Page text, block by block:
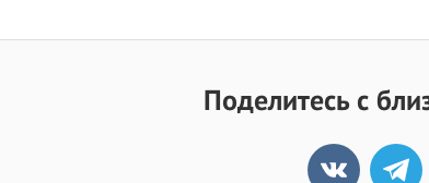
Поделитесь с